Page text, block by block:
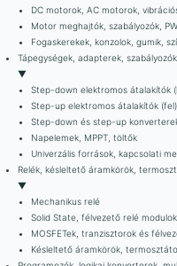
DC motorok, AC motorok,
Motor meghajtók, szabályozók,
Fogaskerekek, konzolok, gumik,
Tápegységek, adapterek,
▼
Step-down elektromos átalakítók
Step-up elektromos átalakítók (fel)
Step-down és step-up
Napelemek, MPPT, töltők
Univerzális források, kapcsolati
Relék, késleltető áramkörök,
▼
Mechanikus relé
Solid State, félvezető relé modulok
MOSFETek, tranzisztorok és
Késleltető áramkörök,